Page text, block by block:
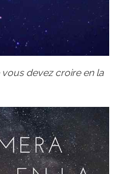
devez croire en la